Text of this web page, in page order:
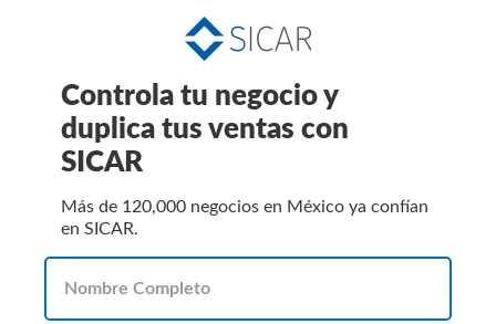
Controla tu negocio y
duplica tus ventas con
SICAR
Más de 120,000 negocios en México ya confían
en SICAR.